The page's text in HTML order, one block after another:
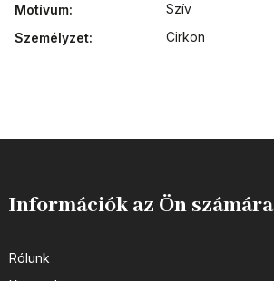
Motívum:
Szív
Személyzet: Cirkon
Információk az Ön számára
Rólunk